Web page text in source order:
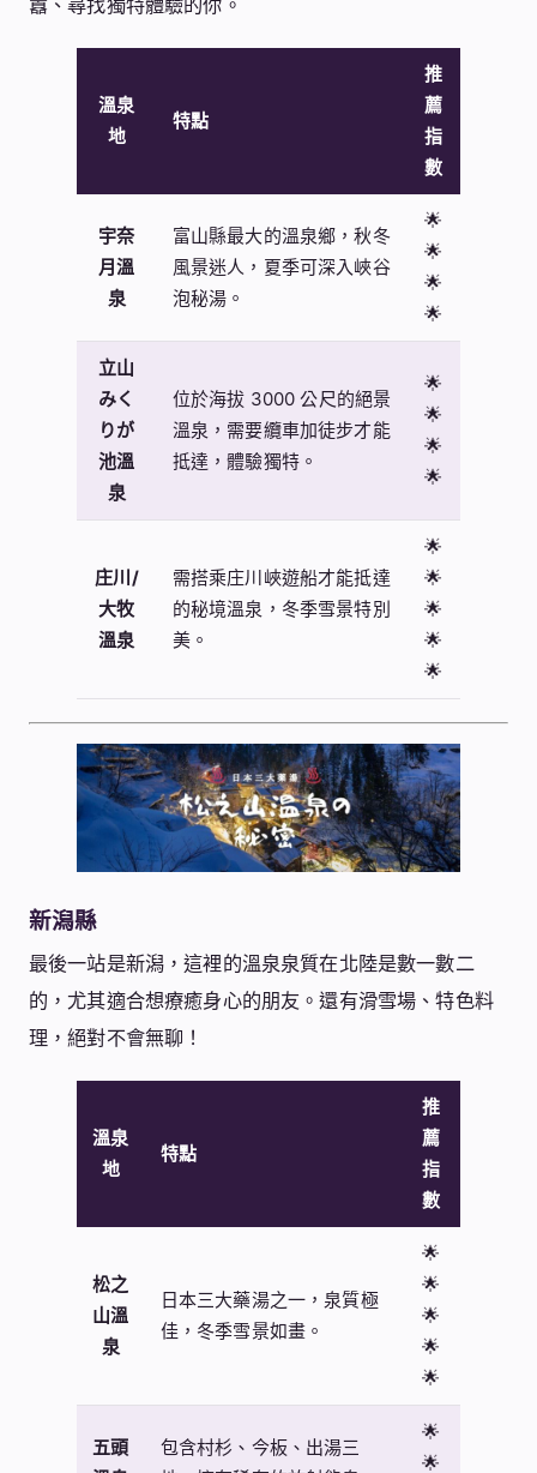
囂、尋找獨特體驗的你。
溫泉
地
特點
推
薦
指
數
宇奈
月溫
泉
富山縣最大的溫泉鄉，秋冬
風景迷人，夏季可深入峽谷
泡秘湯。
🌟
🌟
🌟
🌟
立山
みく
りが
池溫
泉
位於海拔 3000 公尺的絕景
溫泉，需要纜車加徒步才能
抵達，體驗獨特。
🌟
🌟
🌟
🌟
庄川/
大牧
溫泉
需搭乘庄川峽遊船才能抵達
的秘境溫泉，冬季雪景特別
美。
🌟
🌟
🌟
🌟
🌟
新潟縣
最後一站是新潟，這裡的溫泉泉質在北陸是數一數二
的，尤其適合想療癒身心的朋友。還有滑雪場、特色料
理，絕對不會無聊！
溫泉
地
特點
推
薦
指
數
松之
山溫
泉
日本三大藥湯之一，泉質極
佳，冬季雪景如畫。
🌟
🌟
🌟
🌟
🌟
五頭
包含村杉、今板、出湯三
🌟
🌟